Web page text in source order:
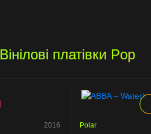
Вінілові платівки Pop
2016 Polar